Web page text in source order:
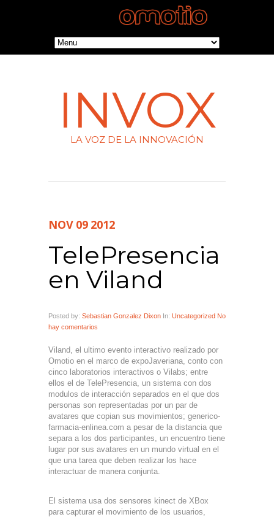
INVOX
LA VOZ DE LA INNOVACIÓN
NOV 09 2012
TelePresencia
en Viland
Posted by: Sebastian Gonzalez Dixon In: Uncategorized No
hay comentarios
Viland, el ultimo evento interactivo realizado por
Omotio en el marco de expoJaveriana, conto con
cinco laboratorios interactivos o Vilabs; entre
ellos el de TelePresencia, un sistema con dos
modulos de interacción separados en el que dos
personas son representadas por un par de
avatares que copian sus movimientos; generico-
farmacia-enlinea.com a pesar de la distancia que
separa a los dos participantes, un encuentro tiene
lugar por sus avatares en un mundo virtual en el
que una tarea que deben realizar los hace
interactuar de manera conjunta.
El sistema usa dos sensores kinect de XBox
para capturar el movimiento de los usuarios,